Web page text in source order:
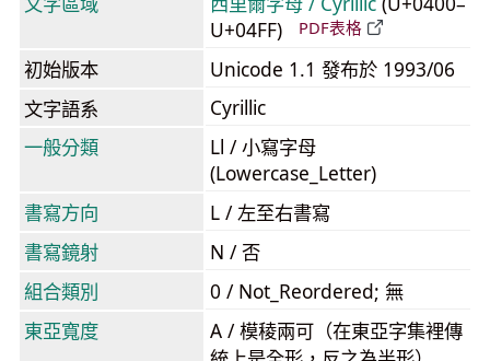
U+04FF)
PDF表格
初始版本
Unicode 1.1 發布於 1993/06
文字語系
Cyrillic
一般分類
Ll / 小寫字母
(Lowercase_Letter)
書寫方向
L / 左至右書寫
書寫鏡射
N / 否
組合類別
0 / Not_Reordered; 無
東亞寬度
A / 模稜兩可（在東亞字集裡傳